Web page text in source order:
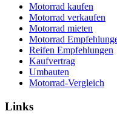
Motorrad kaufen
Motorrad verkaufen
Motorrad mieten
Motorrad
Reifen Empfehlungen
Kaufvertrag
Umbauten
Motorrad-Vergleich
Links